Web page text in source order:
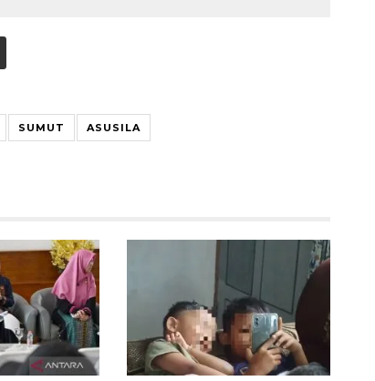
SUMUT ASUSILA